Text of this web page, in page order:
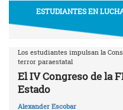
ESTUDIANTES EN
Los estudiantes impulsan la
terror paraestatal
El IV Congreso de la
Estado
Alexander Escobar